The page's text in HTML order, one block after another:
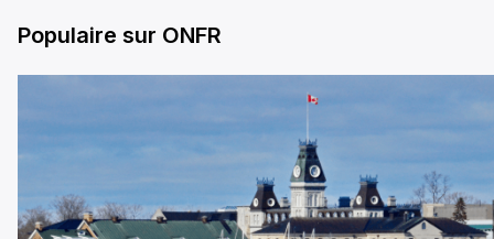
Populaire sur ONFR